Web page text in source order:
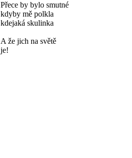
Přece by bylo smutné
kdyby mě polkla
kdejaká skulinka
A že jich na světě
je!